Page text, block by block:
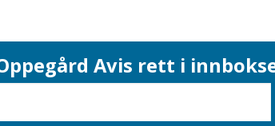
Avis rett i